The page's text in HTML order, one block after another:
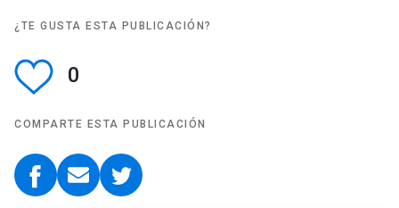
¿TE GUSTA ESTA PUBLICACIÓN?
0
COMPARTE ESTA PUBLICACIÓN